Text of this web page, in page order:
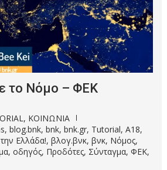
το Νόμο – ΦΕΚ
, ΚΟΙΝΩΝΙΑ
,blog.bnk,bnk,bnk.gr, Tutorial,Α18,
Ελλάδα!,βλογ.βνκ,βνκ, Νόμος,
,οδηγός, Προδότες, Σύνταγμα,ΦΕΚ,